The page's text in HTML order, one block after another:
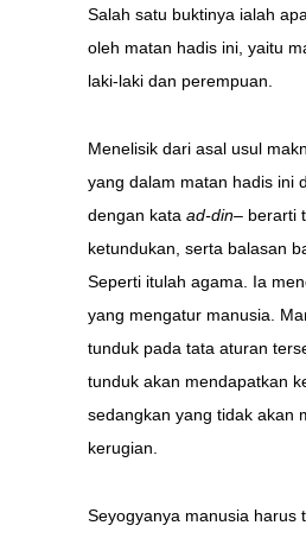
Salah satu buktinya ialah
oleh matan hadis ini, yaitu
laki-laki dan perempuan.
Menelisik dari asal usul
yang dalam matan hadis ini
dengan kata ad-din– berarti
ketundukan, serta balasan
Seperti itulah agama. Ia
yang mengatur manusia.
tunduk pada tata aturan
tunduk akan mendapatkan
sedangkan yang tidak akan
kerugian.
Seyogyanya manusia harus